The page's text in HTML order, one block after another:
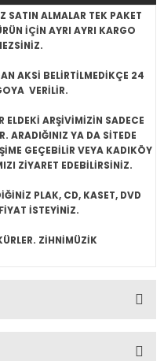
SATIN ALMALAR TEK PAKET
İÇİN AYRI AYRI KARGO
AKSİ BELİRTİLMEDİKÇE 24
VERİLİR.
ELDEKİ ARŞİVİMİZİN SADECE
ARADIĞINIZ YA DA SİTEDE
GEÇEBİLİR VEYA KADIKÖY
ZİYARET EDEBİLİRSİNİZ.
PLAK, CD, KASET, DVD
İSTEYİNİZ.
ZİHNİMÜZİK